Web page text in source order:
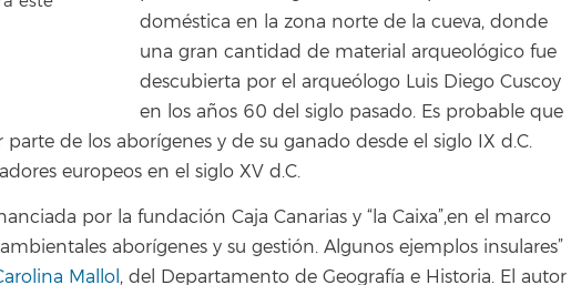
doméstica en la zona norte de la cueva, donde
una gran cantidad de material arqueológico fue
descubierta por el arqueólogo Luis Diego Cuscoy
en los años 60 del siglo pasado. Es probable que
de los aborígenes y de su ganado desde el siglo IX d.C.
europeos en el siglo XV d.C.
por la fundación Caja Canarias y “la Caixa”,en el marco
aborígenes y su gestión. Algunos ejemplos insulares”
Mallol , del Departamento de Geografía e Historia. El autor